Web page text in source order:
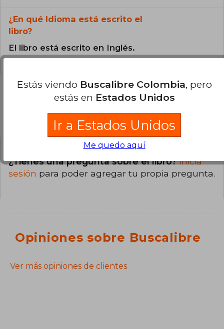
¿En qué Idioma está escrito el
libro?
El libro está escrito en Inglés.
Preguntas y respuestas sobre el libro
¿Tienes una pregunta sobre el libro?Inicia
sesión para poder agregar tu propia pregunta.
Opiniones sobre Buscalibre
Ver más opiniones de clientes
Estás viendo Buscalibre Colombia, pero
estás en Estados Unidos
Ir a Estados Unidos
Me quedo aquí